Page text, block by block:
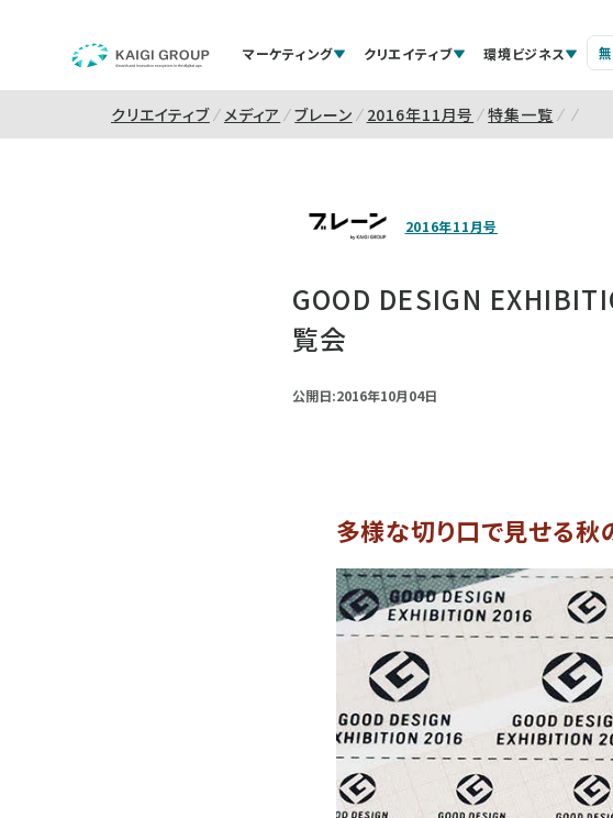
マーケティング クリエイティブ 環境ビジネス
クリエイティブ メディア ブレーン 2016年11月号 特集一覧
2016年11月号
GOOD DESIGN
覧会
公開日:2016年10月04日
多様な切り口で見せる秋